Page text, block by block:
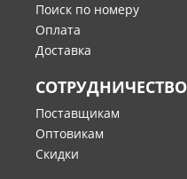
Поиск по номеру
Оплата
Доставка
СОТРУДНИЧЕСТВО
Поставщикам
Оптовикам
Скидки